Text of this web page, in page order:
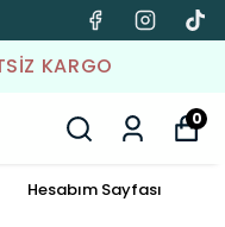
KARGO
0
Hesabım Sayfası